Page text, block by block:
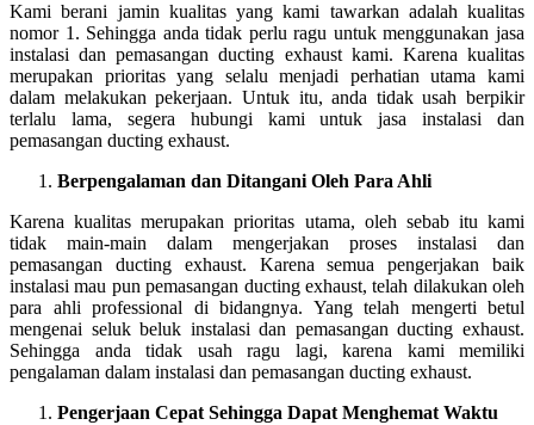
Kami berani jamin kualitas yang kami tawarkan adalah kualitas
nomor 1. Sehingga anda tidak perlu ragu untuk menggunakan jasa
instalasi dan pemasangan ducting exhaust kami. Karena kualitas
merupakan prioritas yang selalu menjadi perhatian utama kami
dalam melakukan pekerjaan. Untuk itu, anda tidak usah berpikir
terlalu lama, segera hubungi kami untuk jasa instalasi dan
pemasangan ducting exhaust.
Berpengalaman dan Ditangani Oleh Para Ahli
Karena kualitas merupakan prioritas utama, oleh sebab itu kami
tidak main-main dalam mengerjakan proses instalasi dan
pemasangan ducting exhaust. Karena semua pengerjakan baik
instalasi mau pun pemasangan ducting exhaust, telah dilakukan oleh
para ahli professional di bidangnya. Yang telah mengerti betul
mengenai seluk beluk instalasi dan pemasangan ducting exhaust.
Sehingga anda tidak usah ragu lagi, karena kami memiliki
pengalaman dalam instalasi dan pemasangan ducting exhaust.
Pengerjaan Cepat Sehingga Dapat Menghemat Waktu